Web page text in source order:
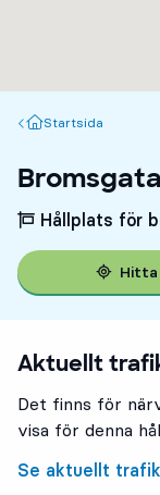
Startsida
Startsida
Hållplats för
Aktuellt
Det finns för
visa för denna
Se aktuellt